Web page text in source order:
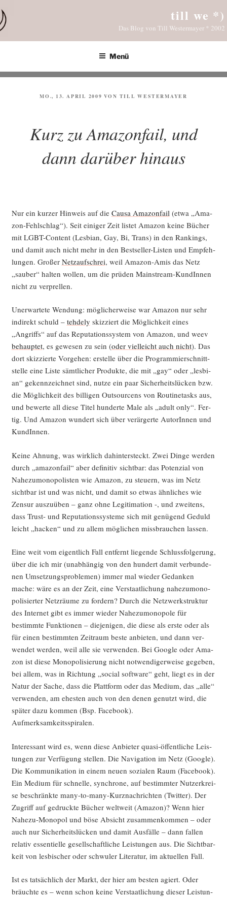
Inhalt
springen
till we *)
Das Blog von Till Westermayer * 2002
Menü
VERÖFFENTLICHT
MO., 13. APRIL 2009 VON TILL WESTERMAYER
Kurz zu Amazonfail, und
dann darüber hinaus
Nur ein kur­zer Hin­weis auf die Cau­sa Ama­zon­fail (etwa „Ama­
zon-Fehl­schlag“). Seit eini­ger Zeit lis­tet Ama­zon kei­ne Bücher
mit LGBT-Con­tent (Les­bi­an, Gay, Bi, Trans) in den Ran­kings,
und damit auch nicht mehr in den Best­sel­ler-Lis­ten und Emp­feh­
lun­gen. Gro­ßer Netz­auf­schrei, weil Ama­zon-Amis das Netz
„sau­ber“ hal­ten wol­len, um die prü­den Main­stream-Kun­dIn­nen
nicht zu verprellen.
Uner­war­te­te Wen­dung: mög­li­cher­wei­se war Ama­zon nur sehr
indi­rekt schuld – teh­de­ly skiz­ziert die Mög­lich­keit eines
„Angriffs“ auf das Repu­ta­ti­ons­sys­tem von Ama­zon, und weev
behaup­tet, es gewe­sen zu sein (oder viel­leicht auch nicht). Das
dort skiz­zier­te Vor­ge­hen: erstel­le über die Pro­gram­mier­schnitt­
stel­le eine Lis­te sämt­li­cher Pro­duk­te, die mit „gay“ oder „les­bi­
an“ gekenn­zeich­net sind, nut­ze ein paar Sicher­heits­lü­cken bzw.
die Mög­lich­keit des bil­li­gen Out­sour­cens von Rou­ti­ne­tasks aus,
und bewer­te all die­se Titel hun­der­te Male als „adult only“. Fer­
tig. Und Ama­zon wun­dert sich über ver­är­ger­te AutorIn­nen und
KundInnen.
Kei­ne Ahnung, was wirk­lich dahin­ter­steckt. Zwei Din­ge wer­den
durch „ama­zon­fail“ aber defi­ni­tiv sicht­bar: das Poten­zi­al von
Nahe­zu­mo­no­po­lis­ten wie Ama­zon, zu steu­ern, was im Netz
sicht­bar ist und was nicht, und damit so etwas ähn­li­ches wie
Zen­sur aus­zu­üben – ganz ohne Legi­ti­ma­ti­on -, und zwei­tens,
dass Trust- und Repu­ta­ti­ons­sys­te­me sich mit genü­gend Geduld
leicht „hacken“ und zu allem mög­li­chen miss­brau­chen lassen.
Eine weit vom eigent­lich Fall ent­fernt lie­gen­de Schluss­fol­ge­rung,
über die ich mir (unab­hän­gig von den hun­dert damit ver­bun­de­
nen Umset­zungs­pro­ble­men) immer mal wie­der Gedan­ken
mache: wäre es an der Zeit, eine Ver­staat­li­chung nahe­zu­mo­no­
po­li­sier­ter Netz­räu­me zu for­dern? Durch die Netz­werk­struk­tur
des Inter­net gibt es immer wie­der Nahe­zu­mo­no­po­le für
bestimm­te Funk­tio­nen – die­je­ni­gen, die die­se als ers­te oder als
für einen bestimm­ten Zeit­raum bes­te anbie­ten, und dann ver­
wen­det wer­den, weil alle sie ver­wen­den. Bei Goog­le oder Ama­
zon ist die­se Mono­po­li­sie­rung nicht not­wen­di­ger­wei­se gege­ben,
bei allem, was in Rich­tung „social soft­ware“ geht, liegt es in der
Natur der Sache, dass die Platt­form oder das Medi­um, das „alle“
ver­wen­den, am ehes­ten auch von den denen genutzt wird, die
spä­ter dazu kom­men (Bsp. Face­book).
Aufmerksamkeitsspiralen.
Inter­es­sant wird es, wenn die­se Anbie­ter qua­si-öffent­li­che Leis­
tun­gen zur Ver­fü­gung stel­len. Die Navi­ga­ti­on im Netz (Goog­le).
Die Kom­mu­ni­ka­ti­on in einem neu­en sozia­len Raum (Face­book).
Ein Medi­um für schnel­le, syn­chro­ne, auf bestimm­ter Nut­zer­krei­
se beschränk­te many-to-many-Kurz­nach­rich­ten (Twit­ter). Der
Zugriff auf gedruck­te Bücher welt­weit (Ama­zon)? Wenn hier
Nahe­zu-Mono­pol und böse Absicht zusam­men­kom­men – oder
auch nur Sicher­heits­lü­cken und damit Aus­fäl­le – dann fal­len
rela­tiv essen­ti­el­le gesell­schaft­li­che Leis­tun­gen aus. Die Sicht­bar­
keit von les­bi­scher oder schwu­ler Lite­ra­tur, im aktu­el­len Fall.
Ist es tat­säch­lich der Markt, der hier am bes­ten agiert. Oder
bräuch­te es – wenn schon kei­ne Ver­staat­li­chung die­ser Leis­tun­